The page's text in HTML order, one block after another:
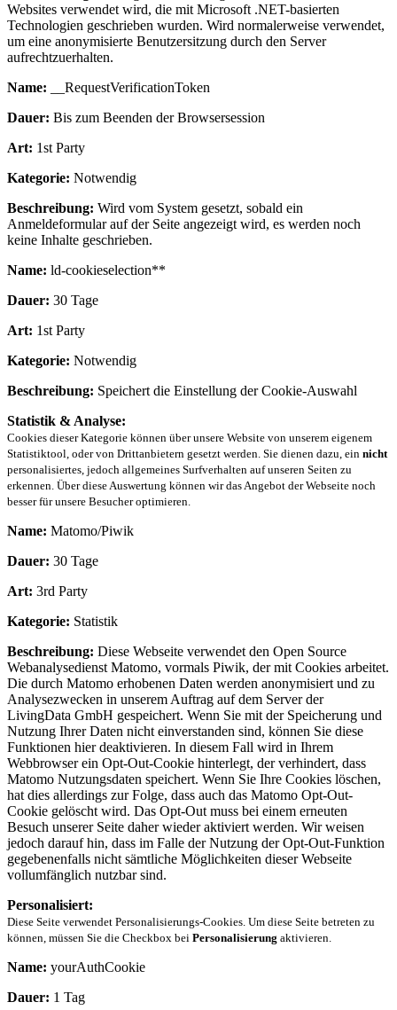
Websites verwendet wird, die mit Microsoft .NET-basierten
Technologien geschrieben wurden. Wird normalerweise verwendet,
um eine anonymisierte Benutzersitzung durch den Server
aufrechtzuerhalten.
Name: __RequestVerificationToken
Dauer: Bis zum Beenden der Browsersession
Art: 1st Party
Kategorie: Notwendig
Beschreibung: Wird vom System gesetzt, sobald ein
Anmeldeformular auf der Seite angezeigt wird, es werden noch
keine Inhalte geschrieben.
Name: ld-cookieselection**
Dauer: 30 Tage
Art: 1st Party
Kategorie: Notwendig
Beschreibung: Speichert die Einstellung der Cookie-Auswahl
Statistik & Analyse:
Cookies dieser Kategorie können über unsere Website von unserem eigenem
Statistiktool, oder von Drittanbietern gesetzt werden. Sie dienen dazu, ein nicht
personalisiertes, jedoch allgemeines Surfverhalten auf unseren Seiten zu
erkennen. Über diese Auswertung können wir das Angebot der Webseite noch
besser für unsere Besucher optimieren.
Name: Matomo/Piwik
Dauer: 30 Tage
Art: 3rd Party
Kategorie: Statistik
Beschreibung: Diese Webseite verwendet den Open Source
Webanalysedienst Matomo, vormals Piwik, der mit Cookies arbeitet.
Die durch Matomo erhobenen Daten werden anonymisiert und zu
Analysezwecken in unserem Auftrag auf dem Server der
LivingData GmbH gespeichert. Wenn Sie mit der Speicherung und
Nutzung Ihrer Daten nicht einverstanden sind, können Sie diese
Funktionen hier deaktivieren. In diesem Fall wird in Ihrem
Webbrowser ein Opt-Out-Cookie hinterlegt, der verhindert, dass
Matomo Nutzungsdaten speichert. Wenn Sie Ihre Cookies löschen,
hat dies allerdings zur Folge, dass auch das Matomo Opt-Out-
Cookie gelöscht wird. Das Opt-Out muss bei einem erneuten
Besuch unserer Seite daher wieder aktiviert werden. Wir weisen
jedoch darauf hin, dass im Falle der Nutzung der Opt-Out-Funktion
gegebenenfalls nicht sämtliche Möglichkeiten dieser Webseite
vollumfänglich nutzbar sind.
Personalisiert:
Diese Seite verwendet Personalisierungs-Cookies. Um diese Seite betreten zu
können, müssen Sie die Checkbox bei Personalisierung aktivieren.
Name: yourAuthCookie
Dauer: 1 Tag